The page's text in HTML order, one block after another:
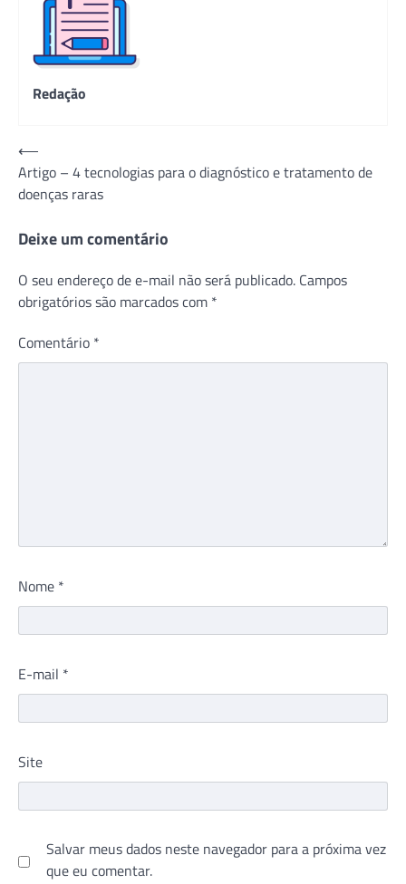
Redação
Navegação
de
Post
⟵
Artigo – 4 tecnologias para o diagnóstico e tratamento de
doenças raras
Deixe um comentário
O seu endereço de e-mail não será publicado. Campos
obrigatórios são marcados com *
Comentário *
Nome *
E-mail *
Site
Salvar meus dados neste navegador para a próxima vez
que eu comentar.